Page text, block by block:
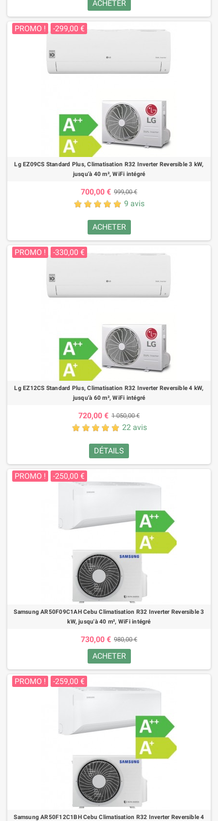
ACHETER
PROMO ! -299,00 €
Lg EZ09CS Standard Plus, Climatisation R32 Inverter Reversible 3 kW,
jusqu'à 40 m², WiFi intégré
700,00 € 999,00 €
9 avis
ACHETER
PROMO ! -330,00 €
Lg EZ12CS Standard Plus, Climatisation R32 Inverter Reversible 4 kW,
jusqu'à 60 m², WiFi intégré
720,00 € 1 050,00 €
22 avis
DÉTAILS
PROMO ! -250,00 €
Samsung AR50F09C1AH Cebu Climatisation R32 Inverter Reversible 3
kW, jusqu'à 40 m², WiFi intégré
730,00 € 980,00 €
ACHETER
PROMO ! -259,00 €
Samsung AR50F12C1BH Cebu Climatisation R32 Inverter Reversible 4